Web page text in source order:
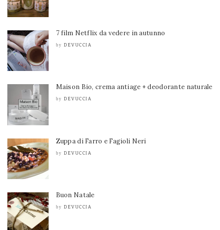
7 film Netflix da vedere in autunno
by DEVUCCIA
Maison Bio, crema antiage + deodorante naturale
by DEVUCCIA
Zuppa di Farro e Fagioli Neri
by DEVUCCIA
Buon Natale
by DEVUCCIA